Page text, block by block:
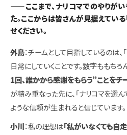
――ここまで、ナリコマでのやりがい
た。ここからは皆さんが見据えている
せください。
外島：チームとして目指しているのは
日常にしていくことです。数字ももちろ
1回、誰かから感謝をもらう”ことをチ
が積み重なった先に、「ナリコマを選
ような信頼が生まれると信じています。
小川 ：私の理想は「私がいなくても自